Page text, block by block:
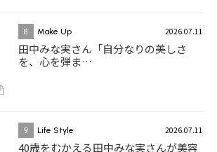
8 Make Up 2026.07.11
田中みな実さん「自分なりの美しさ
を、心を弾ま…
9 Life Style 2026.07.11
40歳をむかえる田中みな実さんが美容